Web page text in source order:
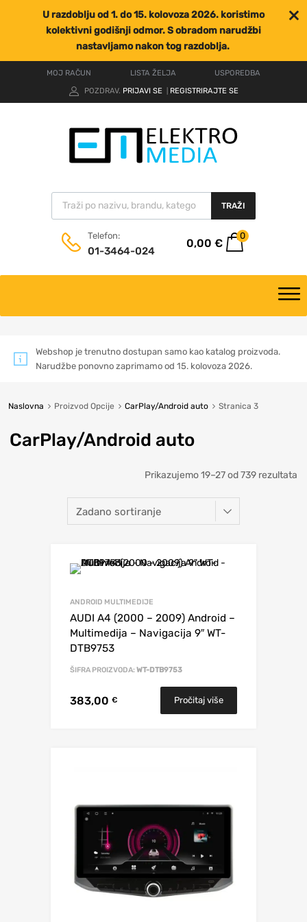
U razdoblju od 1. do 15. kolovoza 2026. koristimo
kolektivni godišnji odmor. S obradom narudžbi
nastavljamo nakon tog razdoblja.
MOJ RAČUN LISTA ŽELJA
USPOREDBA
POZDRAV. PRIJAVI SE REGISTRIRAJTE SE
TRAŽI
Telefon:
01-3464-024
0,00 €
0
Webshop je trenutno dostupan samo kao katalog proizvoda.
Narudžbe ponovno zaprimamo od 15. kolovoza 2026.
Naslovna Proizvod Opcije CarPlay/Android auto Stranica 3
CarPlay/Android auto
Prikazujemo 19–27 od 739 rezultata
ANDROID MULTIMEDIJE
AUDI A4 (2000 – 2009) Android –
Multimedija – Navigacija 9″ WT-
DTB9753
ŠIFRA PROIZVODA: WT-DTB9753
383,00 € Pročitaj više